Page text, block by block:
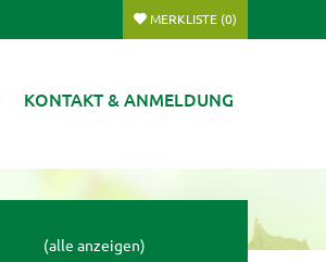
MERKLISTE (0)
KONTAKT & ANMELDUNG
(alle anzeigen)